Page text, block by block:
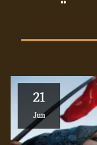
21
Jun